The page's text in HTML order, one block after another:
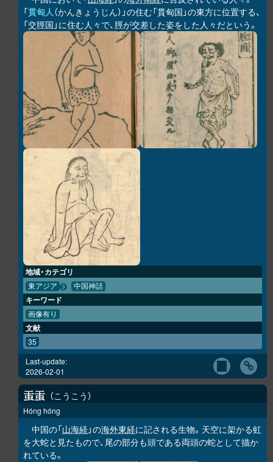
「貫匈人（かんきょうじん）」の住む「貫匈国」の東方に位置する、
「交脛国」に住む人々で、脛が交差した姿をした人々だという。
地域・カテゴリ
東アジア 中国神話
キーワード
画像有り
文献
35
Last-update:
2026-02-01
𧈫𧈫 こうこう
Hóng hóng
中国の「山海経 」の海外東経に記される生物。天空に架かる虹
を大蛇と見たもので、尾の部分も頭である両頭の蛇として描か
れている。